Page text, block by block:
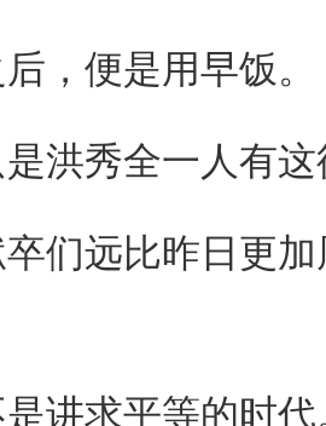
便是用早饭。
秀全一人有这
远比昨日更加
求平等的时代